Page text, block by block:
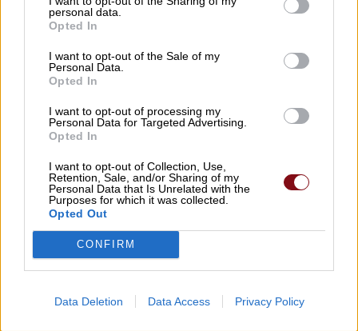
personal data.
Opted In
I want to opt-out of the Sale of my
Personal Data.
Opted In
I want to opt-out of processing my
Personal Data for Targeted Advertising.
Opted In
I want to opt-out of Collection, Use,
Retention, Sale, and/or Sharing of my
Personal Data that Is Unrelated with the
Purposes for which it was collected.
Opted Out
CONFIRM
Data Deletion Data Access Privacy Policy